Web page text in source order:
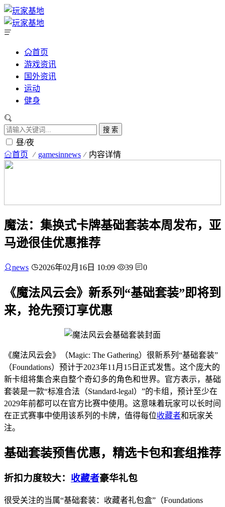
首页
游戏资讯
国外资讯
运动
健身
搜 索
昼/夜
首页 gamesinnews 内容详情
魔法：集换式卡牌基础套装本周发布，亚
马逊很佳优惠推荐
news 2026年02月16日 10:09 39 0
《魔法风云会》新系列“基础套装”即将到
来，抢先预订享优惠
《魔法风云会》（Magic: The Gathering）很新系列“基础套装”
（Foundations）预计于2023年11月15日正式发售。这个庞大的
新卡组将集合来自整个奇幻多的角色和世界。官方表示，基础
套装是一款“标准合法（Standard-legal）”的卡组，预计至少在
2029年前都可以在官方比赛中使用。这意味着玩家可以长时间
在正式赛事中使用该系列的卡牌，值得每位收藏者和玩家关
注。
基础套装预售优惠，精选卡包和套组推荐
折扣力度较大： 收藏者豪华礼包
很受关注的当属“基础套装：收藏者礼包盒”（Foundations